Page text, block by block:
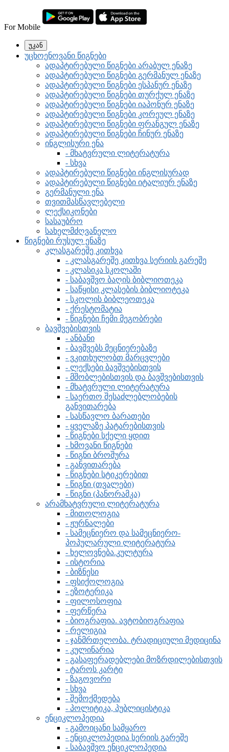
For Mobile
უკან
უცხოენოვანი წიგნები
ადაპტირებული წიგნები არაბულ ენაზე
ადაპტირებული წიგნები გერმანულ ენაზე
ადაპტირებული წიგნები ესპანურ ენაზე
ადაპტირებული წიგნები თურქულ ენაზე
ადაპტირებული წიგნები იაპონურ ენაზე
ადაპტირებული წიგნები კორეულ ენაზე
ადაპტირებული წიგნები ფრანგულ ენაზე
ადაპტირებული წიგნები ჩინურ ენაზე
ინგლისური ენა
- მხატვრული ლიტერატურა
- სხვა
ადაპტირებული წიგნები ინგლისურად
ადაპტირებული წიგნები იტალიურ ენაზე
გერმანული ენა
თვითმასწავლებელი
ლექსიკონები
სასაუბრო
სახელმძღვანელო
წიგნები რუსულ ენაზე
კლასგარეშე კითხვა
- კლასგარეშე კითხვა სერიის გარეშე
- კლასიკა სკოლაში
- საბავშვო ბაღის ბიბლიოთეკა
- საწყისი კლასების ბიბლიოტეკა
- სკოლის ბიბლეოთეკა
- ქრესტომატია
- წიგნები ჩემი მეგობრები
ბავშვებისთვის
- ანბანი
- ბავშვებს მეცნიერებაზე
- ვკითხულობთ მარცვლები
- ლექსები ბავშვებისთვის
- მშობლებისთვის და ბავშვებისთვის
- მხატვრული ლიტერატურა
- საერთო შესაძლებლობების
განვითარება
- სასწავლო ბარათები
- ყველაზე პატარებისთვის
- წიგნები სქელი ყდით
- ხმოვანი წიგნები
- წიგნი ბროშურა
- განვითარება
- წიგნები სტიკერებით
- წიგნი (თვალები)
- წიგნი (პანორამკა)
არამხატვრული ლიტერატურა
- მითოლოგია
- ჟურნალები
- სამეცნიერო და სამეცნიერო-
პოპულარული ლიტერატურა
- ხელოვნება.კულტურა
- ისტორია
- ბიზნესი
- ფსიქოლოგია
- ეზოტერიკა
- ფილოსოფია
- ფერწერა
- ბიოგრაფია. ავტობიოგრაფია
- რელიგია
- ჯანმრთელობა. ტრადიციული მედიცინა
- კულინარია
- გასაფერადებლები მოზრდილებისთვის
- ტაროს კარტი
- ზაგოვორი
- სხვა
- შემოქმედება
- პოლიტიკა, პუბლიცისტიკა
ენციკლოპედია
- გამოიცანი სამყარო
- ენციკლოპედია სერიის გარეშე
- საბავშვო ენციკლოპედია